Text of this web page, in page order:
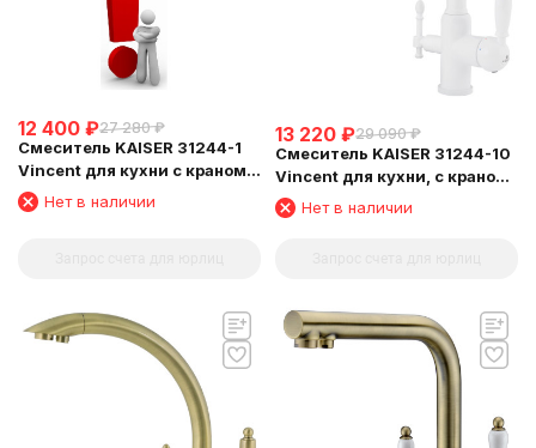
12 400 ₽27 280 ₽
Смеситель KAISER 31244-1
Vincent для кухни с краном
для питьевой воды
Нет в наличии
13 220 ₽29 090 ₽
Смеситель KAISER 31244-10
Vincent для кухни, с краном
для питьевой воды, белый
глянц
Нет в наличии